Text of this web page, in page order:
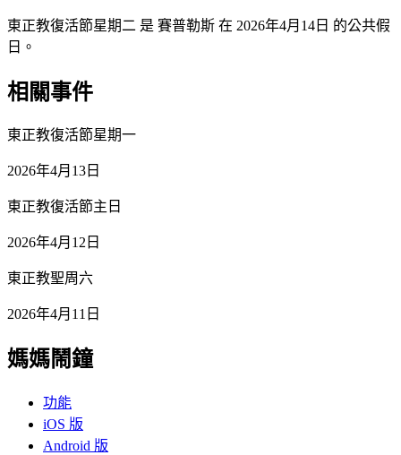
東正教復活節星期二 是 賽普勒斯 在 2026年4月14日 的公共假
日。
相關事件
東正教復活節星期一
2026年4月13日
東正教復活節主日
2026年4月12日
東正教聖周六
2026年4月11日
媽媽鬧鐘
功能
iOS 版
Android 版